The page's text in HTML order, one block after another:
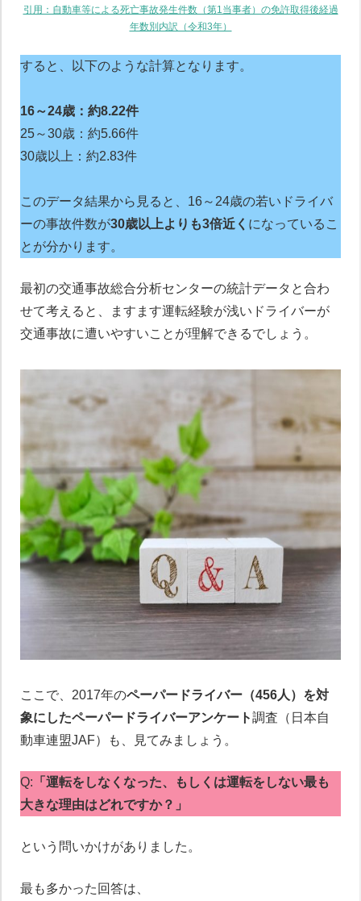
引用：自動車等による死亡事故発生件数（第1当事者）の免許取得後経過
年数別内訳（令和3年）
すると、以下のような計算となります。
16～24歳：約8.22件
25～30歳：約5.66件
30歳以上：約2.83件
このデータ結果から見ると、16～24歳の若いドライバ
ーの事故件数が30歳以上よりも3倍近く になっているこ
とが分かります。
最初の交通事故総合分析センターの統計データと合わ
せて考えると、ますます運転経験が浅いドライバーが
交通事故に遭いやすいことが理解できるでしょう。
ここで、2017年のペーパードライバー（456人）を対
象にしたペーパードライバーアンケート調査（日本自
動車連盟JAF）も、見てみましょう。
Q: 「運転をしなくなった、もしくは運転をしない最も
大きな理由はどれですか？」
という問いかけがありました。
最も多かった回答は、